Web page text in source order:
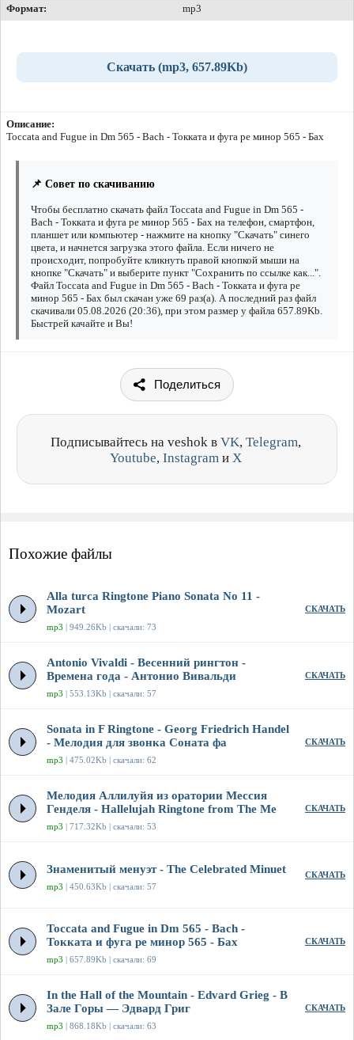
Формат:
mp3
Скачать (mp3, 657.89Kb)
Описание:
Toccata and Fugue in Dm 565 - Bach - Токката и фуга ре минор 565 - Бах
📌 Совет по скачиванию
Чтобы бесплатно скачать файл Toccata and Fugue in Dm 565 -
Bach - Токката и фуга ре минор 565 - Бах на телефон, смартфон,
планшет или компьютер - нажмите на кнопку "Скачать" синего
цвета, и начнется загрузка этого файла. Если ничего не
происходит, попробуйте кликнуть правой кнопкой мыши на
кнопке "Скачать" и выберите пункт "Сохранить по ссылке как...".
Файл Toccata and Fugue in Dm 565 - Bach - Токката и фуга ре
минор 565 - Бах был скачан уже 69 раз(а). А последний раз файл
скачивали 05.08.2026 (20:36), при этом размер у файла 657.89Kb.
Быстрей качайте и Вы!
Поделиться
Подписывайтесь на veshok в VK, Telegram,
Youtube, Instagram и X
Похожие файлы
Alla turca Ringtone Piano Sonata No 11 -
Mozart
mp3 | 949.26Kb | скачали: 73
СКАЧАТЬ
Antonio Vivaldi - Весенний рингтон -
Времена года - Антонио Вивальди
mp3 | 553.13Kb | скачали: 57
СКАЧАТЬ
Sonata in F Ringtone - Georg Friedrich Handel
- Мелодия для звонка Соната фа
mp3 | 475.02Kb | скачали: 62
СКАЧАТЬ
Мелодия Аллилуйя из оратории Мессия
Генделя - Hallelujah Ringtone from The Me
mp3 | 717.32Kb | скачали: 53
СКАЧАТЬ
Знаменитый менуэт - The Celebrated Minuet
mp3 | 450.63Kb | скачали: 57
СКАЧАТЬ
Toccata and Fugue in Dm 565 - Bach -
Токката и фуга ре минор 565 - Бах
mp3 | 657.89Kb | скачали: 69
СКАЧАТЬ
In the Hall of the Mountain - Edvard Grieg - В
Зале Горы — Эдвард Григ
mp3 | 868.18Kb | скачали: 63
СКАЧАТЬ